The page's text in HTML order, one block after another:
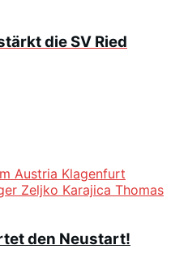
die SV Ried
den Neustart!